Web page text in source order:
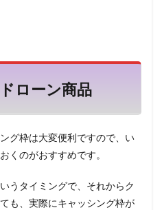
ローン商品
グ枠は大変便利ですので、い
くのがおすすめです。
うタイミングで、それからク
も、実際にキャッシング枠が